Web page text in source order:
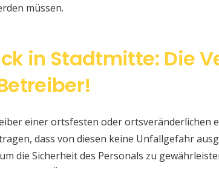
müssen.
in Stadtmitte: Die
einer ortsfesten oder ortsveränderlichen
dass von diesen keine Unfallgefahr
die Sicherheit des Personals zu